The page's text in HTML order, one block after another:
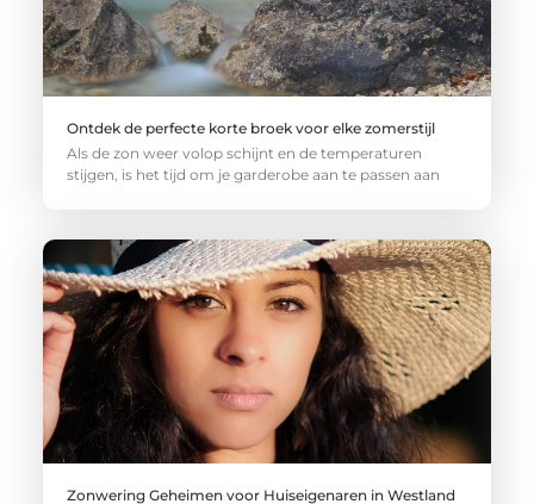
Ontdek de perfecte korte broek voor elke zomerstijl
Als de zon weer volop schijnt en de temperaturen
stijgen, is het tijd om je garderobe aan te passen aan
Zonwering Geheimen voor Huiseigenaren in Westland